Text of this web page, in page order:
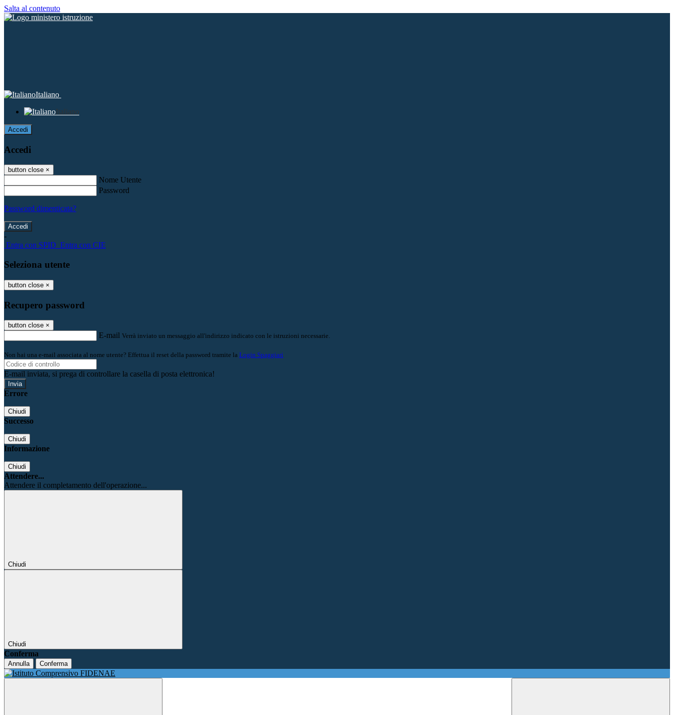
Salta al contenuto
Italiano
Italiano
Accedi
Accedi
button close ×
Nome Utente
Password
Password dimenticata?
-
Entra con SPID Entra con CIE
Seleziona utente
button close ×
Recupero password
button close ×
E-mail Verrà inviato un messaggio all'indirizzo indicato con le istruzioni necessarie.
Non hai una e-mail associata al nome utente? Effettua il reset della password tramite la Login Spaggiari
E-mail inviata, si prega di controllare la casella di posta elettronica!
Errore
Chiudi
Successo
Chiudi
Informazione
Chiudi
Attendere...
Attendere il completamento dell'operazione...
Chiudi
Chiudi
Conferma
Annulla Conferma